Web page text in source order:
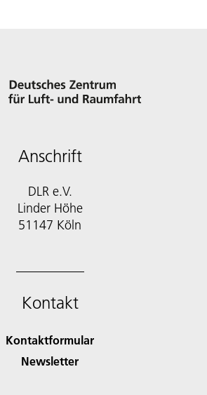
Anschrift
DLR e.V.
Linder Höhe
51147 Köln
Kontakt
Kontaktformular
Newsletter